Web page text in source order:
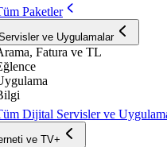
Paketler
ve Uygulamalar
Fatura ve TL
Dijital Servisler ve
ve TV+